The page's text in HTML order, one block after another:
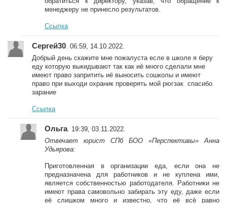
менеджеру не принесло результатов.
Ссылка
Сергей30 . 06:59, 14.10.2022.
Добрый день скажите мне пожалуста есле в школе я беру
еду которую выкидывают так как иё много сделали мне
имеют право запритить иё выносить сошколы и имеют
право при выходи охраник проверять мой рюгзак спасибо
зарание
Ссылка
Ольга. 19:39, 03.11.2022.
Отвечает юрист СПб БОО «Перспективы» Анна
Удьярова:
Приготовленная в организации еда, если она не
предназначена для работников и не куплена ими,
является собственностью работодателя. Работники не
имеют права самовольно забирать эту еду, даже если
её слишком много и известно, что её всё равно